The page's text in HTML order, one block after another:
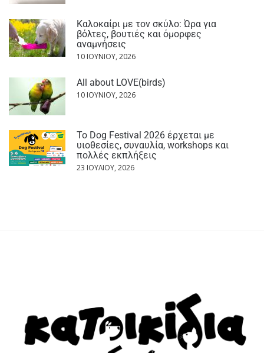
Καλοκαίρι με τον σκύλο: Ώρα για
βόλτες, βουτιές και όμορφες
αναμνήσεις
10 ΙΟΥΝΊΟΥ, 2026
All about LOVE(birds)
10 ΙΟΥΝΊΟΥ, 2026
Το Dog Festival 2026 έρχεται με
υιοθεσίες, συναυλία, workshops και
πολλές εκπλήξεις
23 ΙΟΥΛΊΟΥ, 2026